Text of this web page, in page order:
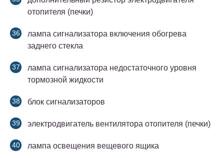
отопителя (печки)
лампа сигнализатора включения обогрева
заднего стекла
лампа сигнализатора недостаточного уровня
тормозной жидкости
блок сигнализаторов
электродвигатель вентилятора отопителя (печки)
лампа освещения вещевого ящика